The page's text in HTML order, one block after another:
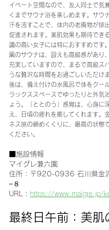
イベート空間なので、友人同士で気
くまでサウナ浴を楽しめます。サウ
汗を流すことで、体内の老廃物が排
促進されます。美肌効果も期待でき
識の高い女子には特におすすめです
園のサウナは、設えも高級感があり
充実していますので、まるで高級ス
うな贅沢な時間をお過ごしいただけ
後は、備え付けの水風呂で体をクー
ラックススペースでゆったりと外気
ょう。「ととのう」感覚は、心身に
え、日頃の疲れを癒してくれます。
ネス旅の締めくくりに、最高の状態
ください。
■施設情報
マイグレ兼六園
住所：〒920-0936 石川県金
−８
URL： https://www.maigre.jp/
最終日午前：美肌